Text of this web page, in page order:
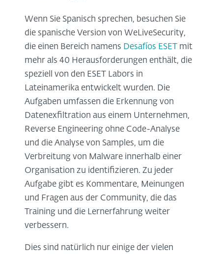
Wenn Sie Spanisch sprechen, besuchen Sie
die spanische Version von WeLiveSecurity,
die einen Bereich namens Desafíos ESET mit
mehr als 40 Herausforderungen enthält, die
speziell von den ESET Labors in
Lateinamerika entwickelt wurden. Die
Aufgaben umfassen die Erkennung von
Datenexfiltration aus einem Unternehmen,
Reverse Engineering ohne Code-Analyse
und die Analyse von Samples, um die
Verbreitung von Malware innerhalb einer
Organisation zu identifizieren. Zu jeder
Aufgabe gibt es Kommentare, Meinungen
und Fragen aus der Community, die das
Training und die Lernerfahrung weiter
verbessern.
Dies sind natürlich nur einige der vielen